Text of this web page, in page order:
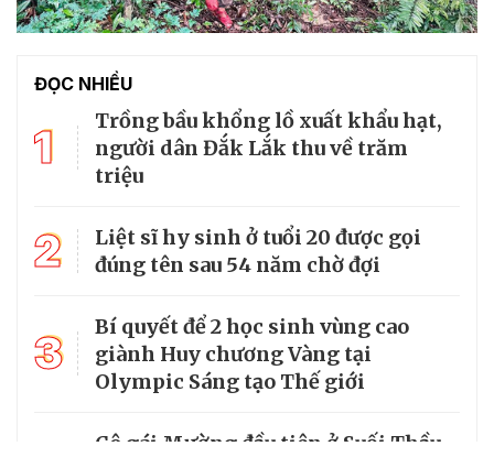
ĐỌC NHIỀU
1
Trồng bầu khổng lồ xuất khẩu hạt,
người dân Đắk Lắk thu về trăm
triệu
2
Liệt sĩ hy sinh ở tuổi 20 được gọi
đúng tên sau 54 năm chờ đợi
3
Bí quyết để 2 học sinh vùng cao
giành Huy chương Vàng tại
Olympic Sáng tạo Thế giới
Cô gái Mường đầu tiên ở Suối Thầu